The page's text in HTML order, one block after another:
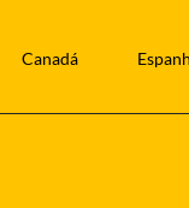
Canadá